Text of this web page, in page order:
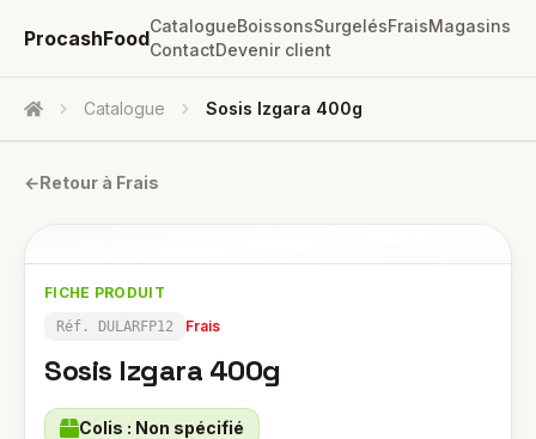
ProcashFood
CatalogueBoissonsSurgelésFraisMagasins
ContactDevenir client
Accueil Catalogue Sosis Izgara 400g
←Retour à Frais
FICHE PRODUIT
Réf. DULARFP12 Frais
Sosis Izgara 400g
Colis : Non spécifié